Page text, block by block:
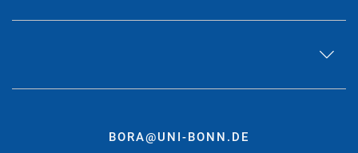
BORA@UNI-BONN.DE